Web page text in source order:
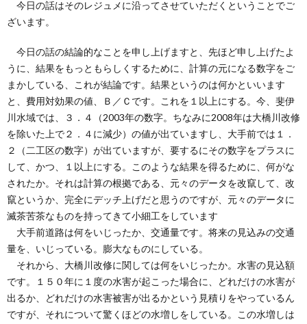
今日の話はそのレジュメに沿ってさせていただくということでご
ざいます。
今日の話の結論的なことを申し上げますと、先ほど申し上げたよ
うに、結果をもっともらしくするために、計算の元になる数字をご
まかしている、これが結論です。結果というのは何かといいます
と、費用対効果の値、Ｂ／Ｃです。これを１以上にする。今、斐伊
川水域では、３．４（2003年の数字。ちなみに2008年は大橋川改修
を除いた上で２．４に減少）の値が出ていますし、大手前では１．
２（二工区の数字）が出ていますが、要するにその数字をプラスに
して、かつ、１以上にする。このような結果を得るために、何がな
されたか。それは計算の根拠である、元々のデータを改竄して、改
竄というか、完全にデッチ上げだと思うのですが、元々のデータに
滅茶苦茶なものを持ってきて小細工をしています
大手前道路は何をいじったか、交通量です。将来の見込みの交通
量を、いじっている。膨大なものにしている。
それから、大橋川改修に関しては何をいじったか。水害の見込額
です。１５０年に１度の水害が起こった場合に、どれだけの水害が
出るか、どれだけの水害被害が出るかという見積りをやっているん
ですが、それについて驚くほどの水増しをしている。この水増しは